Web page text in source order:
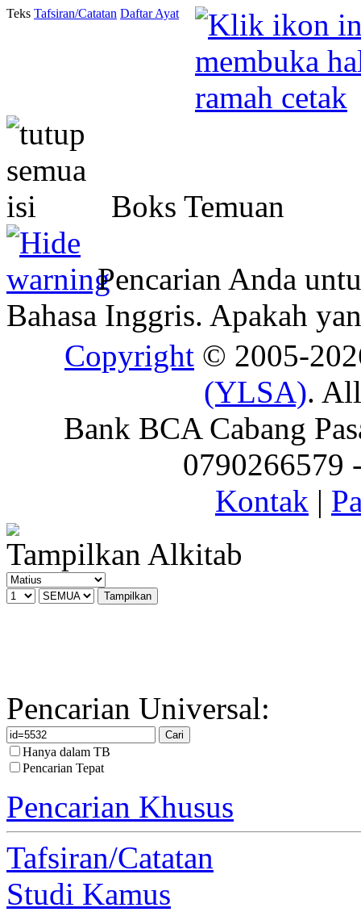
Teks Tafsiran/Catatan Daftar Ayat
Boks Temuan
Pencarian Anda
Bahasa Inggris. Apakah
Copyright © 2005-
(YLSA).
Bank BCA Cabang
0790266579
Kontak |
Tampilkan Alkitab
Pencarian Universal:
Hanya dalam TB
Pencarian Tepat
Pencarian Khusus
Tafsiran/Catatan
Studi Kamus